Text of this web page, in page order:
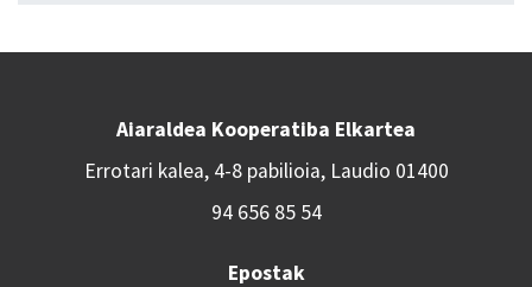
Aiaraldea Kooperatiba Elkartea
Errotari kalea, 4-8 pabilioia, Laudio 01400
94 656 85 54
Epostak